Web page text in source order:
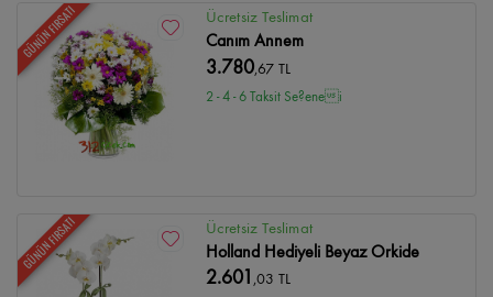
GÜNÜN FIRSATI Ücretsiz Teslimat
Canım Annem
3.780,67 TL
2 - 4 - 6 Taksit Se?enei
GÜNÜN FIRSATI Ücretsiz Teslimat
Holland Hediyeli Beyaz Orkide
2.601 ,03 TL